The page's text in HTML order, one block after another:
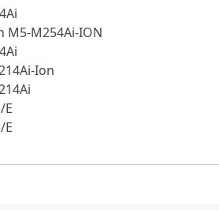
M5-M254Ai-ION
Ion
E
E